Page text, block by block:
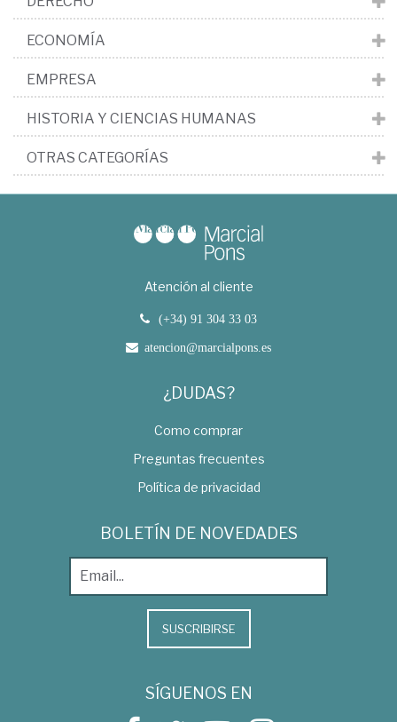
ECONOMÍA
EMPRESA
HISTORIA Y CIENCIAS HUMANAS
OTRAS CATEGORÍAS
Atención al cliente
(+34) 91 304 33 03
atencion@marcialpons.es
¿DUDAS?
Como comprar
Preguntas frecuentes
Política de privacidad
BOLETÍN DE NOVEDADES
SUSCRIBIRSE
SÍGUENOS EN